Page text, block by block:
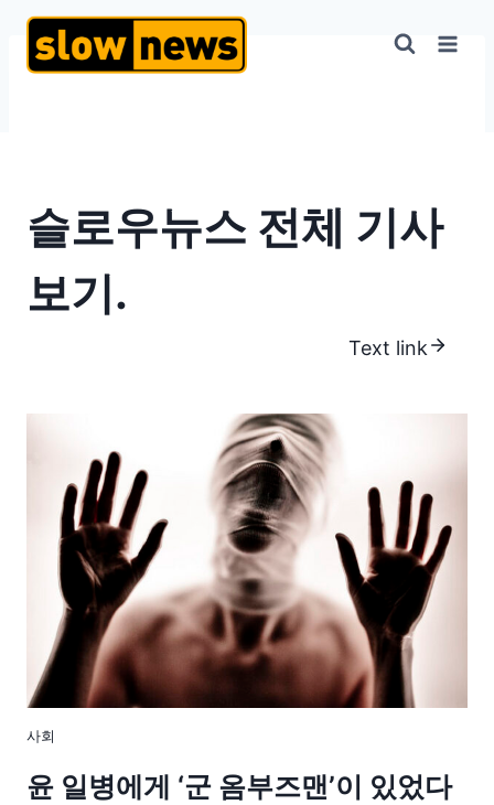
슬로우뉴스 전체 기사
보기.
Text link
사회
윤 일병에게 ‘군 옴부즈맨’이 있었다